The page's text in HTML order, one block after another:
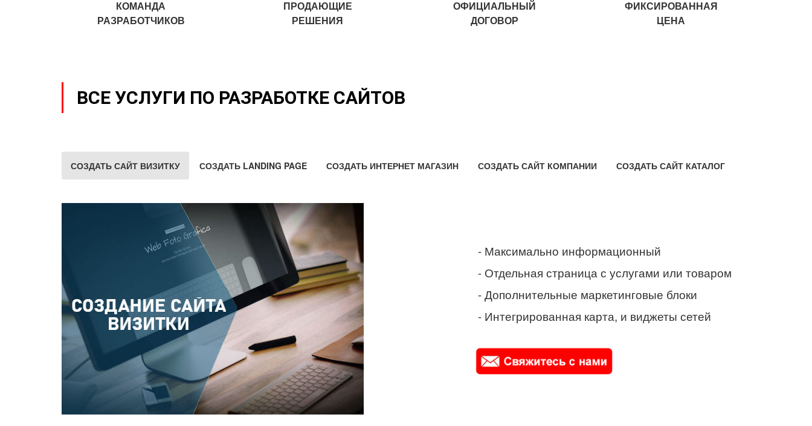
КОМАНДА
РАЗРАБОТЧИКОВ
ПРОДАЮЩИЕ
РЕШЕНИЯ
ОФИЦИАЛЬНЫЙ
ДОГОВОР
ФИКСИРОВАННАЯ
ЦЕНА
ВСЕ УСЛУГИ ПО РАЗРАБОТКЕ САЙТОВ
СОЗДАТЬ САЙТ ВИЗИТКУ СОЗДАТЬ LANDING PAGE СОЗДАТЬ ИНТЕРНЕТ МАГАЗИН СОЗДАТЬ САЙТ КОМПАНИИ СОЗДАТЬ САЙТ КАТАЛОГ
- Максимально информационный
- Отдельная страница с услугами или товаром
- Дополнительные маркетинговые блоки
- Интегрированная карта, и виджеты сетей